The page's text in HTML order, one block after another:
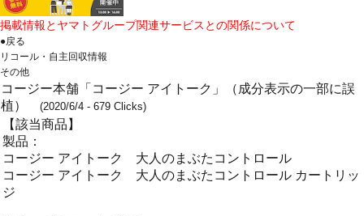
掲載情報とヤマトグループ関連サービスとの関係について
●戻る
リコール・自主回収情報
その他
コージー本舗「コージー アイトーク」（成分表示の一部に誤
植）
(2020/6/4 - 679 Clicks)
【該当商品】
製品：
コージー アイトーク 大人のまぶたコントロール
コージー アイトーク 大人のまぶたコントロール カートリッ
ジ